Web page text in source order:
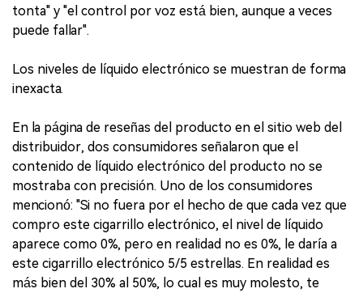
tonta" y "el control por voz está bien, aunque a veces
puede fallar".
Los niveles de líquido electrónico se muestran de forma
inexacta.
En la página de reseñas del producto en el sitio web del
distribuidor, dos consumidores señalaron que el
contenido de líquido electrónico del producto no se
mostraba con precisión. Uno de los consumidores
mencionó: "Si no fuera por el hecho de que cada vez que
compro este cigarrillo electrónico, el nivel de líquido
aparece como 0%, pero en realidad no es 0%, le daría a
este cigarrillo electrónico 5/5 estrellas. En realidad es
más bien del 30% al 50%, lo cual es muy molesto, te